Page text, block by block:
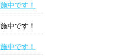
中です！
中です！
中です！